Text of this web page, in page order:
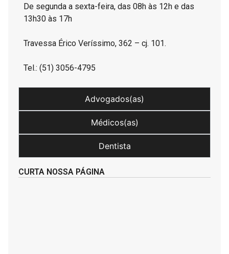
De segunda a sexta-feira, das 08h às 12h e das
13h30 às 17h
Travessa Érico Veríssimo, 362 – cj. 101.
Tel.: (51) 3056-4795
Advogados(as)
Médicos(as)
Dentista
CURTA NOSSA PÁGINA